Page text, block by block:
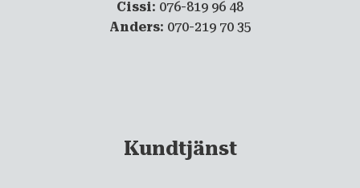
Cissi: 076-819 96 48
Anders: 070-219 70 35
Kundtjänst